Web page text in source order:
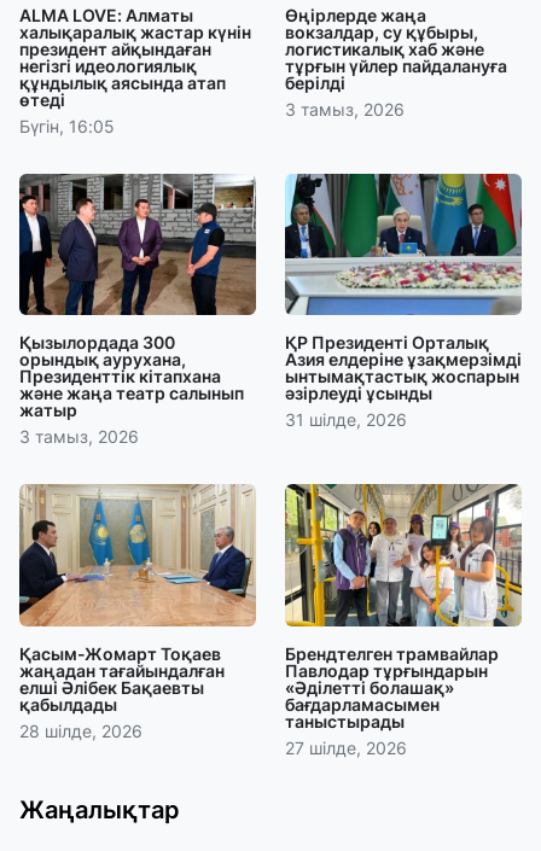
ALMA LOVE: Алматы
халықаралық жастар күнін
президент айқындаған
негізгі идеологиялық
құндылық аясында атап
өтеді
Бүгін, 16:05
Өңірлерде жаңа
вокзалдар, су құбыры,
логистикалық хаб және
тұрғын үйлер пайдалануға
берілді
3 тамыз, 2026
Қызылордада 300
орындық аурухана,
Президенттік кітапхана
және жаңа театр салынып
жатыр
3 тамыз, 2026
ҚР Президенті Орталық
Азия елдеріне ұзақмерзімді
ынтымақтастық жоспарын
әзірлеуді ұсынды
31 шілде, 2026
Қасым-Жомарт Тоқаев
жаңадан тағайындалған
елші Әлібек Бақаевты
қабылдады
28 шілде, 2026
Брендтелген трамвайлар
Павлодар тұрғындарын
«Әділетті болашақ»
бағдарламасымен
таныстырады
27 шілде, 2026
Жаңалықтар